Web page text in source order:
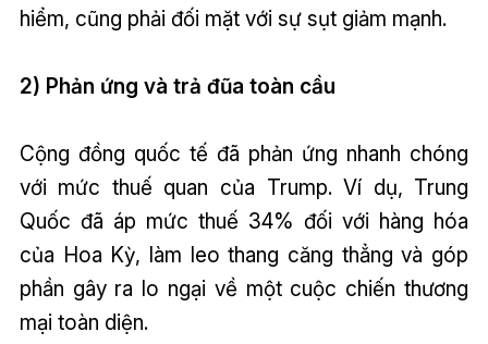
hiểm, cũng phải đối mặt với sự sụt giảm mạnh.
2) Phản ứng và trả đũa toàn cầu
Cộng đồng quốc tế đã phản ứng nhanh chóng
với mức thuế quan của Trump. Ví dụ, Trung
Quốc đã áp mức thuế 34% đối với hàng hóa
của Hoa Kỳ, làm leo thang căng thẳng và góp
phần gây ra lo ngại về một cuộc chiến thương
mại toàn diện.